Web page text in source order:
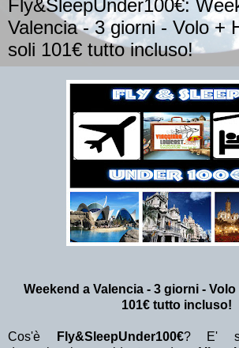
Fly&SleepUnder100€:
Valencia - 3 giorni - Volo +
soli 101€ tutto incluso!
Weekend a Valencia - 3 giorni -
101€ tutto incluso!
Cos'è Fly&SleepUnder100€? E'